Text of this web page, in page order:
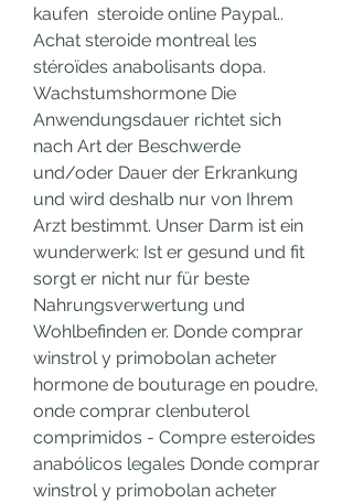
kaufen  steroide online Paypal..
Achat steroide montreal les
stéroïdes anabolisants dopa.
Wachstumshormone Die
Anwendungsdauer richtet sich
nach Art der Beschwerde
und/oder Dauer der Erkrankung
und wird deshalb nur von Ihrem
Arzt bestimmt. Unser Darm ist ein
wunderwerk: Ist er gesund und fit
sorgt er nicht nur für beste
Nahrungsverwertung und
Wohlbefinden er. Donde comprar
winstrol y primobolan acheter
hormone de bouturage en poudre,
onde comprar clenbuterol
comprimidos - Compre esteroides
anabólicos legales Donde comprar
winstrol y primobolan acheter